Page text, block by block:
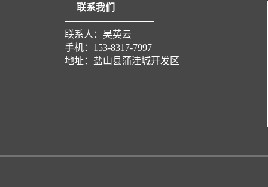
联系我们
联系人：吴英云
手机：153-8317-7997
地址：盐山县蒲洼城开发区